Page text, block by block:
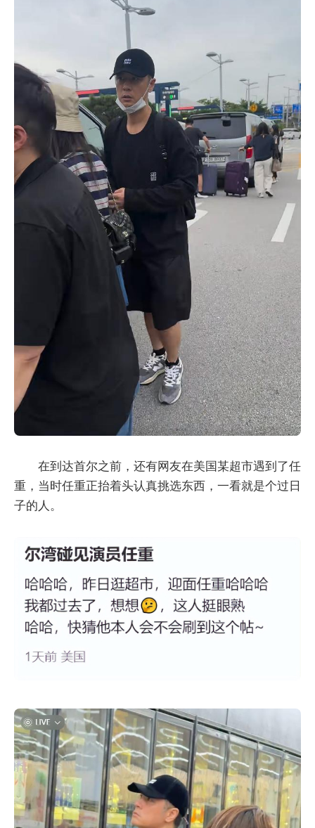
在到达首尔之前，还有网友在美国某超市遇到了任
重，当时任重正抬着头认真挑选东西，一看就是个过日
子的人。